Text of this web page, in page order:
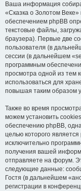
Ваша информация
«Сказка о Золотом
обеспечением phpBB
текстовые файлы,
браузера). Первые две
пользователя (в
сессии (в дальнейшем
программным
просмотра одной из тем
использоваться для
повышая таким образом
Также во время
можем установить
обеспечению phpBB,
целью которого
исключительно
получения вашей
отправляете на форум.
следующие данные:
Гостя (в дальнейшем
регистрации в